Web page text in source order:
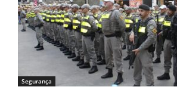
Segurança